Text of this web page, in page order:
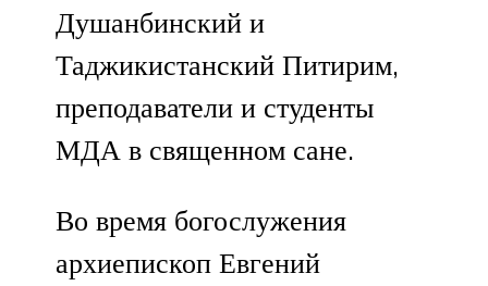
Душанбинский и
Таджикистанский Питирим,
преподаватели и студенты
МДА в священном сане.
Во время богослужения
архиепископ Евгений